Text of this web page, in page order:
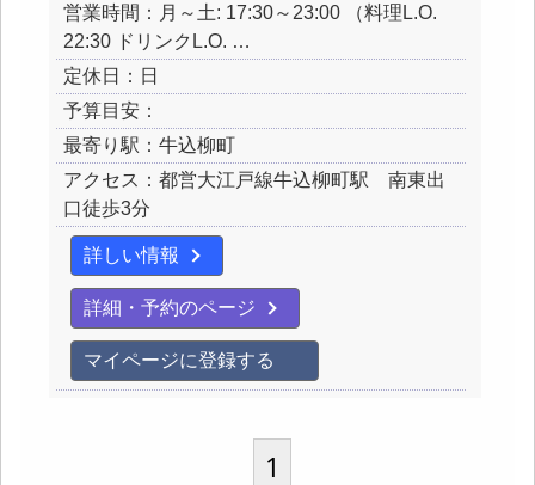
営業時間：月～土: 17:30～23:00 （料理L.O.
22:30 ドリンクL.O. …
定休日：日
予算目安：
最寄り駅：牛込柳町
アクセス：都営大江戸線牛込柳町駅 南東出
口徒歩3分
詳しい情報
詳細・予約のページ
マイページに登録する
1